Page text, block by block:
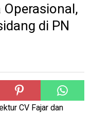
Operasional,
di PN
CV Fajar dan